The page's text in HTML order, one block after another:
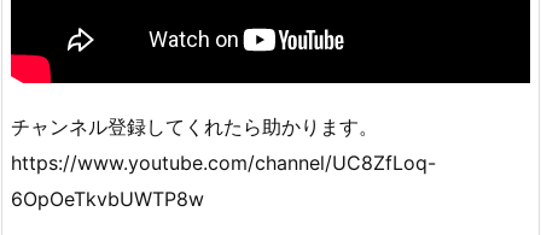
チャンネル登録してくれたら助かります。
https://www.youtube.com/channel/UC8ZfLoq-
6OpOeTkvbUWTP8w